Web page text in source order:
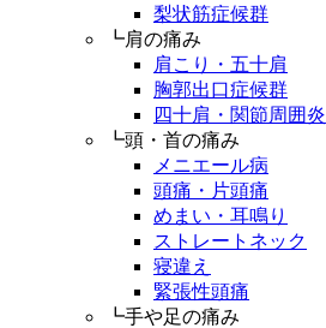
梨状筋症候群
┗肩の痛み
肩こり・五十肩
胸郭出口症候群
四十肩・関節周囲炎
┗頭・首の痛み
メニエール病
頭痛・片頭痛
めまい・耳鳴り
ストレートネック
寝違え
緊張性頭痛
┗手や足の痛み